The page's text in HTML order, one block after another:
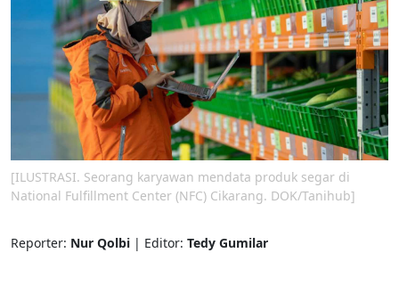
[ILUSTRASI. Seorang karyawan mendata produk segar di
National Fulfillment Center (NFC) Cikarang. DOK/Tanihub]
Reporter: Nur Qolbi | Editor: Tedy Gumilar